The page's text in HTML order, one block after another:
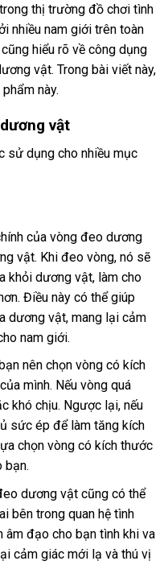
thị trường đồ chơi tình
nhiều nam giới trên toàn
hiểu rõ về công dụng
vật. Trong bài viết này,
này.
vật
sử dụng cho nhiều mục
của vòng đeo dương
vật. Khi đeo vòng, nó sẽ
khỏi dương vật, làm cho
Điều này có thể giúp
dương vật, mang lại cảm
nam giới.
nên chọn vòng có kích
mình. Nếu vòng quá
khó chịu. Ngược lại, nếu
sức ép để làm tăng kích
chọn vòng có kích thước
bạn.
dương vật cũng có thể
bên trong quan hệ tình
âm đạo cho bạn tình khi va
cảm giác mới lạ và thú vị